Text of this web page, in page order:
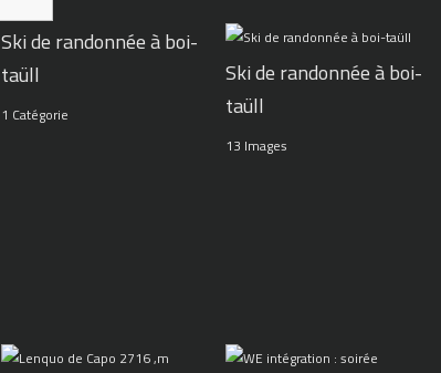
Ski de randonnée à boi-
taüll
1 Catégorie
Ski de randonnée à boi-
taüll
13 Images